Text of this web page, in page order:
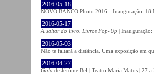
2016-05-18
NOVO BANCO Photo 2016 - Inauguração: 18
2016-05-17
A saltar do livro. Livros Pop-Up |
2016-05-03
Não te faltará a distância. Uma exposição em
2016-04-27
Gala de Jérôme Bel | Teatro Maria Matos | 27